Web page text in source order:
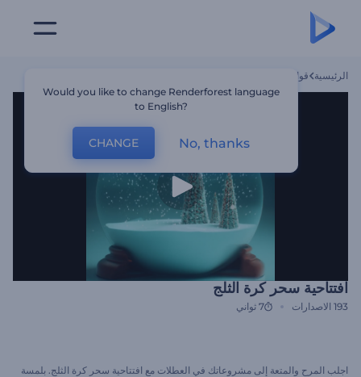
الرئيسية قوالب
افتتاحية سحر كرة الثلج
193 الاصدارات 7 ثواني
اجلب المرح والمتعة إلى مشروعاتك في العطلات مع افتتاحية سحر كرة الثلج. بلمسة
Would you like to change Renderforest language
to English?
CHANGE No, thanks